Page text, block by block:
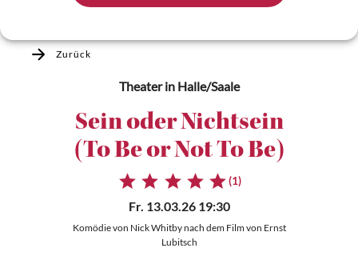
Zurück
Theaterin Halle/Saale
Sein oder Nichtsein
(To Be or Not To Be)
(1)
Fr. 13.03.26 19:30
Komödie von Nick Whitby nach dem Film von Ernst
Lubitsch